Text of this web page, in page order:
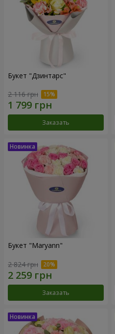
Букет "Дзинтарс"
2 116 грн
Заказать
Букет "Maryann"
2 824 грн
Заказать